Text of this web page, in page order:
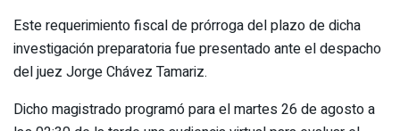
Este requerimiento fiscal de prórroga del plazo de dicha
investigación preparatoria fue presentado ante el despacho
del juez Jorge Chávez Tamariz.
Dicho magistrado programó para el martes 26 de agosto a